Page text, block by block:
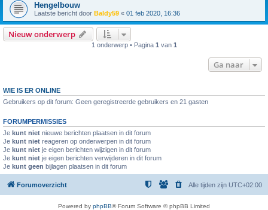
Hengelbouw
Laatste bericht door Baldy59 « 01 feb 2020, 16:36
Nieuw onderwerp
1 onderwerp • Pagina 1 van 1
Ga naar
WIE IS ER ONLINE
Gebruikers op dit forum: Geen geregistreerde gebruikers en 21 gasten
FORUMPERMISSIES
Je kunt niet nieuwe berichten plaatsen in dit forum
Je kunt niet reageren op onderwerpen in dit forum
Je kunt niet je eigen berichten wijzigen in dit forum
Je kunt niet je eigen berichten verwijderen in dit forum
Je kunt geen bijlagen plaatsen in dit forum
Forumoverzicht Alle tijden zijn UTC+02:00
Powered by phpBB® Forum Software © phpBB Limited